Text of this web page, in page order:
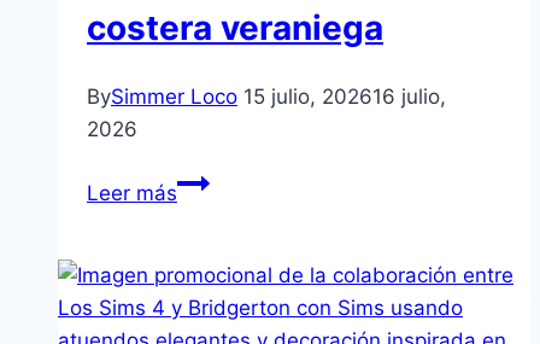
y
costera veraniega
BySimmer Loco 15 julio, 202616 julio,
2026
Leer másThe
Seaside
Stay: